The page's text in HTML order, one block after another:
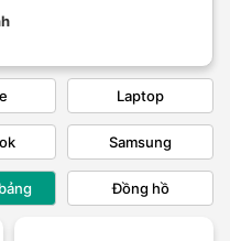
Laptop
Samsung
Đồng hồ